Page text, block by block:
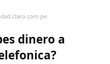
dinero a